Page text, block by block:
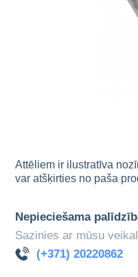
Attēliem ir ilustratīva
var atšķirties no paša
Nepieciešama
Sazinies ar mūsu
(+371) 20220862